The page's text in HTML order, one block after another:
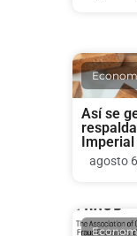
Así se
Imperial
agosto